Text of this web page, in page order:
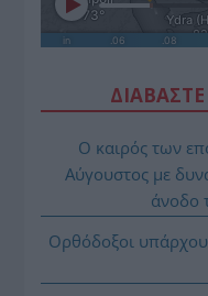
Ο καιρός των
Αύγουστος με
άνοδο
Ορθόδοξοι